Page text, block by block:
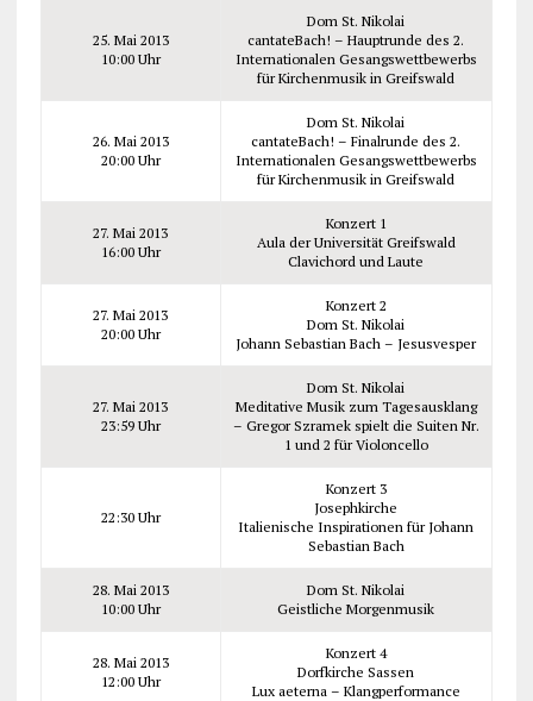
25. Mai 2013
10:00 Uhr
Dom St. Nikolai
cantateBach! – Hauptrunde des 2.
Internationalen Gesangswettbewerbs
für Kirchenmusik in Greifswald
26. Mai 2013
20:00 Uhr
Dom St. Nikolai
cantateBach! – Finalrunde des 2.
Internationalen Gesangswettbewerbs
für Kirchenmusik in Greifswald
27. Mai 2013
16:00 Uhr
Konzert 1
Aula der Universität Greifswald
Clavichord und Laute
27. Mai 2013
20:00 Uhr
Konzert 2
Dom St. Nikolai
Johann Sebastian Bach – Jesusvesper
27. Mai 2013
23:59 Uhr
Dom St. Nikolai
Meditative Musik zum Tagesausklang
– Gregor Szramek spielt die Suiten Nr.
1 und 2 für Violoncello
22:30 Uhr
Konzert 3
Josephkirche
Italienische Inspirationen für Johann
Sebastian Bach
28. Mai 2013
10:00 Uhr
Dom St. Nikolai
Geistliche Morgenmusik
28. Mai 2013
12:00 Uhr
Konzert 4
Dorfkirche Sassen
Lux aeterna – Klangperformance